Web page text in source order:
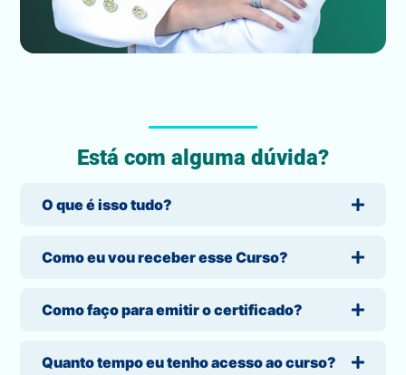
Está com alguma dúvida?
O que é isso tudo?
Como eu vou receber esse Curso?
Como faço para emitir o certificado?
Quanto tempo eu tenho acesso ao curso?